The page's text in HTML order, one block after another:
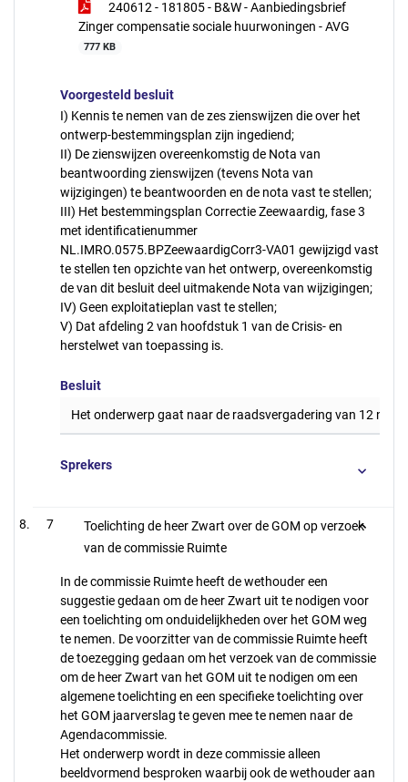
240612 - 181805 - B&W - Aanbiedingsbrief
Zinger compensatie sociale huurwoningen - AVG
777 KB
Voorgesteld besluit
I) Kennis te nemen van de zes zienswijzen die over het
ontwerp-bestemmingsplan zijn ingediend;
II) De zienswijzen overeenkomstig de Nota van
beantwoording zienswijzen (tevens Nota van
wijzigingen) te beantwoorden en de nota vast te stellen;
III) Het bestemmingsplan Correctie Zeewaardig, fase 3
met identificatienummer
NL.IMRO.0575.BPZeewaardigCorr3-VA01 gewijzigd vast
te stellen ten opzichte van het ontwerp, overeenkomstig
de van dit besluit deel uitmakende Nota van wijzigingen;
IV) Geen exploitatieplan vast te stellen;
V) Dat afdeling 2 van hoofdstuk 1 van de Crisis- en
herstelwet van toepassing is.
Besluit
Het onderwerp gaat naar de raadsvergadering van 12
Sprekers
7
Toelichting de heer Zwart over de GOM op verzoek
van de commissie Ruimte
In de commissie Ruimte heeft de wethouder een
suggestie gedaan om de heer Zwart uit te nodigen voor
een toelichting om onduidelijkheden over het GOM weg
te nemen. De voorzitter van de commissie Ruimte heeft
de toezegging gedaan om het verzoek van de commissie
om de heer Zwart van het GOM uit te nodigen om een
algemene toelichting en een specifieke toelichting over
het GOM jaarverslag te geven mee te nemen naar de
Agendacommissie.
Het onderwerp wordt in deze commissie alleen
beeldvormend besproken waarbij ook de wethouder aan